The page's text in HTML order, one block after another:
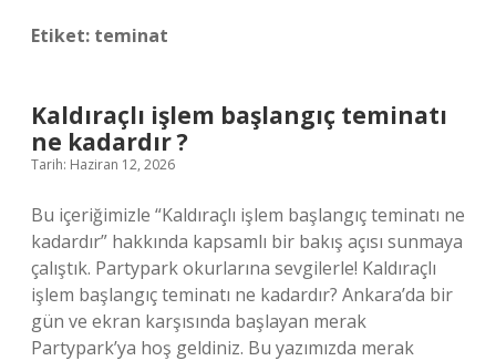
Etiket: teminat
Kaldıraçlı işlem başlangıç teminatı
ne kadardır ?
Tarih: Haziran 12, 2026
Bu içeriğimizle “Kaldıraçlı işlem başlangıç teminatı ne
kadardır” hakkında kapsamlı bir bakış açısı sunmaya
çalıştık. Partypark okurlarına sevgilerle! Kaldıraçlı
işlem başlangıç teminatı ne kadardır? Ankara’da bir
gün ve ekran karşısında başlayan merak
Partypark’ya hoş geldiniz. Bu yazımızda merak